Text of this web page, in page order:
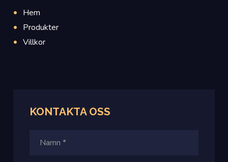
Hem
Produkter
Villkor
KONTAKTA OSS